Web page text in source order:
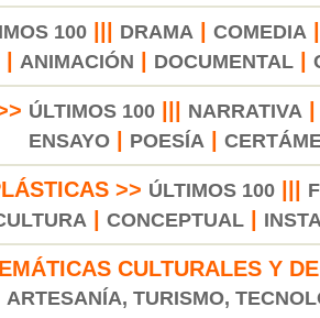
100||| DRAMA COMEDIA
ANIMACIÓN DOCUMENTAL|
ÚLTIMOS 100 NARRATIVA
ENSAYO| POESÍA
>> ÚLTIMOS 100|||
CONCEPTUAL
CULTURALES Y
ARTESANÍA, TURISMO,